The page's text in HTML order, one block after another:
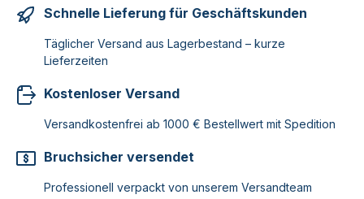
Schnelle Lieferung für Geschäftskunden
Täglicher Versand aus Lagerbestand – kurze
Lieferzeiten
Kostenloser Versand
Versandkostenfrei ab 1000 € Bestellwert mit Spedition
Bruchsicher versendet
Professionell verpackt von unserem Versandteam